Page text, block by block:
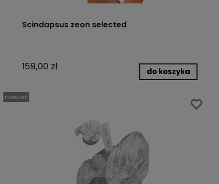
Scindapsus zeon selected
159,00 zł do koszyka
nowość